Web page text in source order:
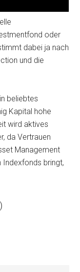
oder
dabei ja nach
und die
beliebtes
Kapital hohe
wird aktives
da Vertrauen
Management
bringt,